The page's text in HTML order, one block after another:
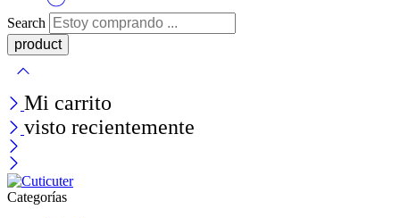
Search
Mi carrito
visto recientemente
Categorías